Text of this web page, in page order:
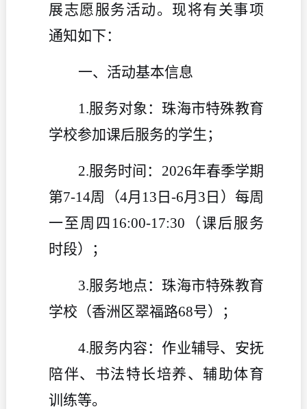
展志愿服务活动。 现将有关事项
通知如下：
一、活动基本信息
1.服务对象：珠海市特殊教育
学校参加课后服务的学生；
2.服务时间：2026年春季学期
第7-14周（4月13日-6月3日）每周
一至周四16:00-17:30（课后服务
时段）；
3.服务地点：珠海市特殊教育
学校（香洲区翠福路68号）；
4.服务内容：作业辅导、安抚
陪伴、书法特长培养、辅助体育
训练等。